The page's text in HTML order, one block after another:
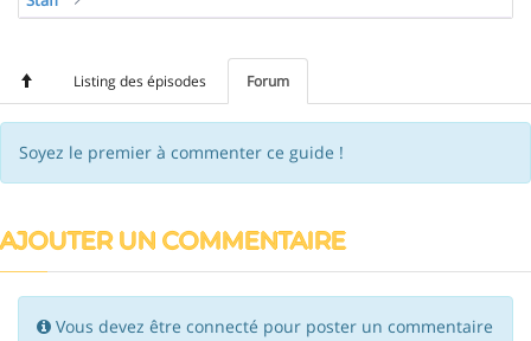
Listing des épisodes Forum
Soyez le premier à commenter ce guide !
AJOUTER UN COMMENTAIRE
Vous devez être connecté pour poster un commentaire